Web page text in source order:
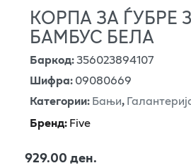
КОРПА ЗА ЃУБРЕ
БАМБУС БЕЛА
Баркод:356023894107
Шифра:09080669
Категории:Бањи,
Бренд:Five
929.00 ден.